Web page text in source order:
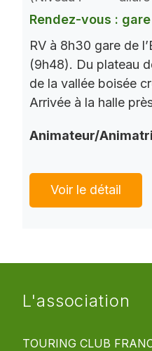
Rendez-vous :
RV à 8h30 gare de
(9h48). Du plateau
de la vallée boisée
Arrivée à la halle
Animateur/
Voir le détail
L'association
TOURING CLUB